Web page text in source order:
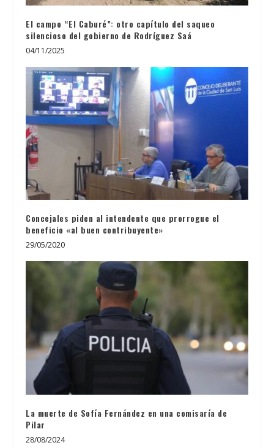
El campo “El Caburé”: otro capítulo del saqueo
silencioso del gobierno de Rodríguez Saá
04/11/2025
Concejales piden al intendente que prorrogue el
beneficio «al buen contribuyente»
29/05/2020
La muerte de Sofía Fernández en una comisaría de
Pilar
28/08/2024